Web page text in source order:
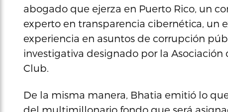
abogado que ejerza en Puerto Rico, un
experto en transparencia cibernética, un
experiencia en asuntos de corrupción
investigativa designado por la Asociación
Club.
De la misma manera, Bhatia emitió lo
del multimillonario fondo que será